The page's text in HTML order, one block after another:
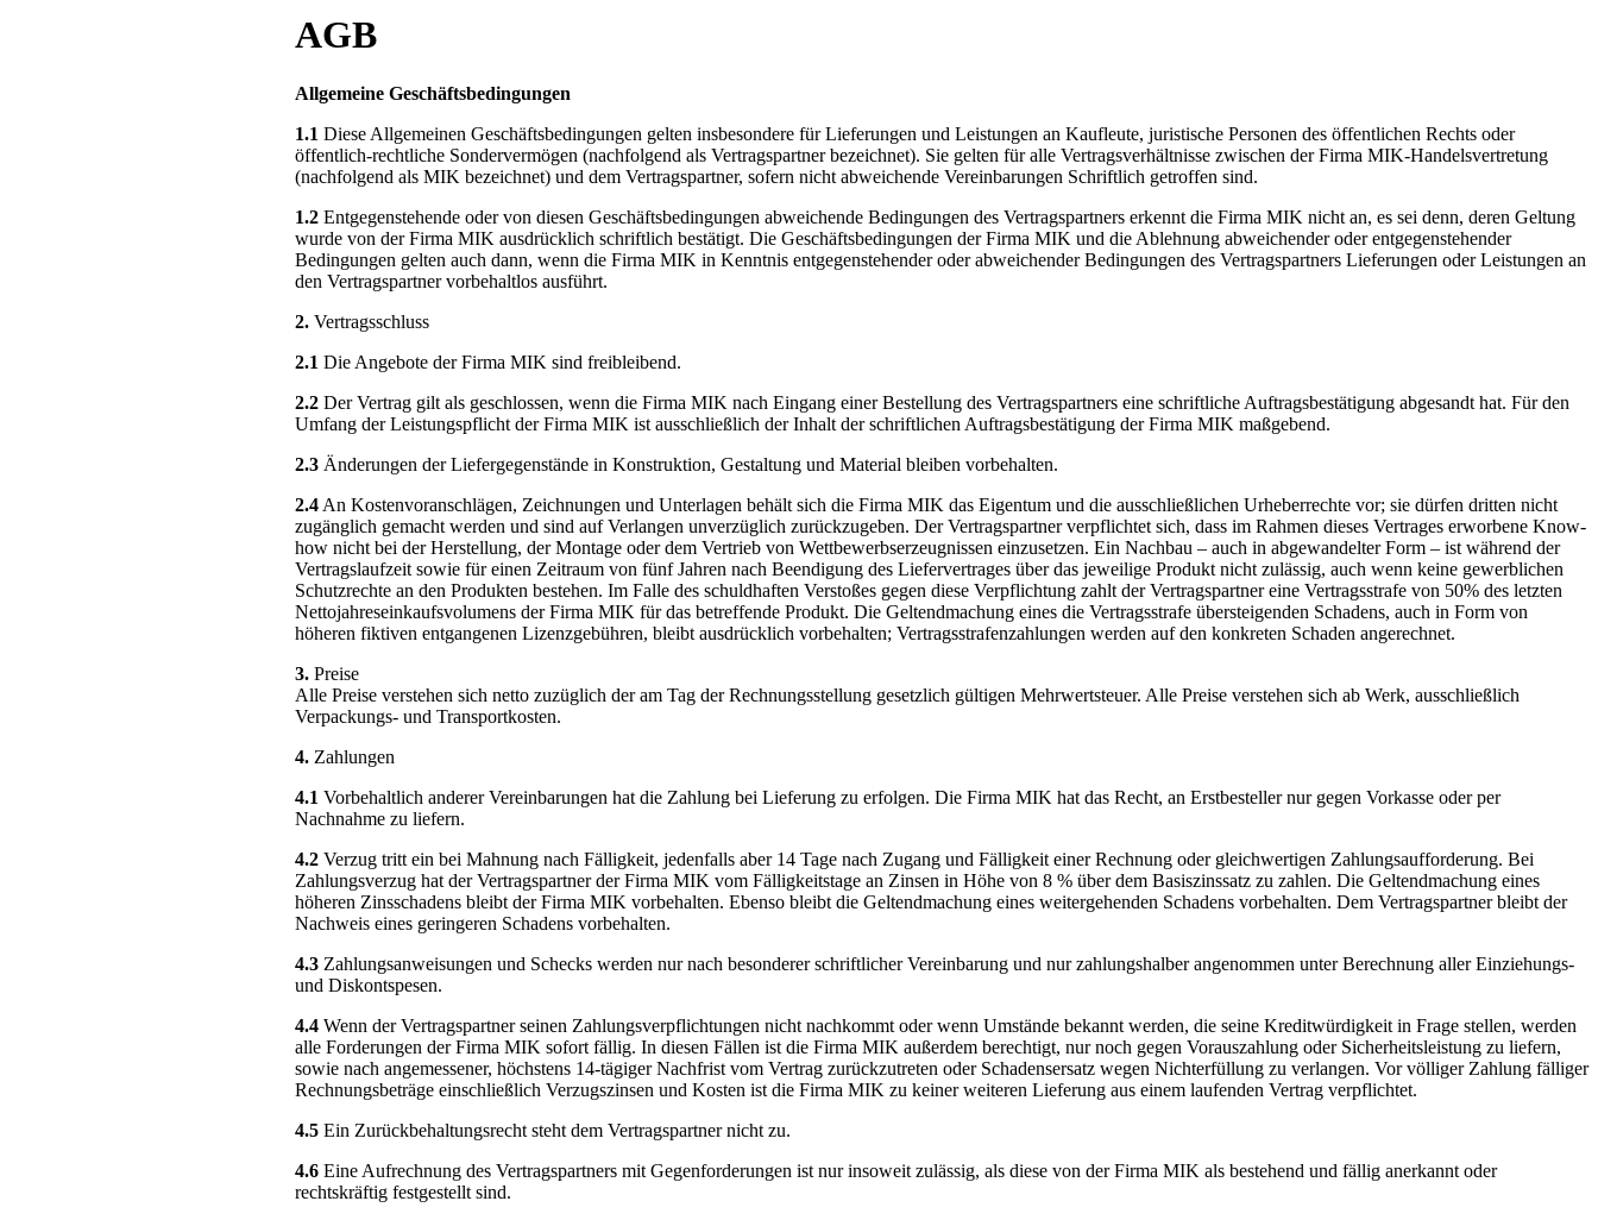
AGB
Allgemeine Geschäftsbedingungen
1.1 Diese Allgemeinen Geschäftsbedingungen gelten insbesondere für Lieferungen und Leistungen an Kaufleute, juristische Personen des öffentlichen Rechts oder
öffentlich-rechtliche Sondervermögen (nachfolgend als Vertragspartner bezeichnet). Sie gelten für alle Vertragsverhältnisse zwischen der Firma MIK-Handelsvertretung
(nachfolgend als MIK bezeichnet) und dem Vertragspartner, sofern nicht abweichende Vereinbarungen Schriftlich getroffen sind.
1.2 Entgegenstehende oder von diesen Geschäftsbedingungen abweichende Bedingungen des Vertragspartners erkennt die Firma MIK nicht an, es sei denn, deren Geltung
wurde von der Firma MIK ausdrücklich schriftlich bestätigt. Die Geschäftsbedingungen der Firma MIK und die Ablehnung abweichender oder entgegenstehender
Bedingungen gelten auch dann, wenn die Firma MIK in Kenntnis entgegenstehender oder abweichender Bedingungen des Vertragspartners Lieferungen oder Leistungen an
den Vertragspartner vorbehaltlos ausführt.
2. Vertragsschluss
2.1 Die Angebote der Firma MIK sind freibleibend.
2.2 Der Vertrag gilt als geschlossen, wenn die Firma MIK nach Eingang einer Bestellung des Vertragspartners eine schriftliche Auftragsbestätigung abgesandt hat. Für den
Umfang der Leistungspflicht der Firma MIK ist ausschließlich der Inhalt der schriftlichen Auftragsbestätigung der Firma MIK maßgebend.
2.3 Änderungen der Liefergegenstände in Konstruktion, Gestaltung und Material bleiben vorbehalten.
2.4 An Kostenvoranschlägen, Zeichnungen und Unterlagen behält sich die Firma MIK das Eigentum und die ausschließlichen Urheberrechte vor; sie dürfen dritten nicht
zugänglich gemacht werden und sind auf Verlangen unverzüglich zurückzugeben. Der Vertragspartner verpflichtet sich, dass im Rahmen dieses Vertrages erworbene Know-
how nicht bei der Herstellung, der Montage oder dem Vertrieb von Wettbewerbserzeugnissen einzusetzen. Ein Nachbau – auch in abgewandelter Form – ist während der
Vertragslaufzeit sowie für einen Zeitraum von fünf Jahren nach Beendigung des Liefervertrages über das jeweilige Produkt nicht zulässig, auch wenn keine gewerblichen
Schutzrechte an den Produkten bestehen. Im Falle des schuldhaften Verstoßes gegen diese Verpflichtung zahlt der Vertragspartner eine Vertragsstrafe von 50% des letzten
Nettojahreseinkaufsvolumens der Firma MIK für das betreffende Produkt. Die Geltendmachung eines die Vertragsstrafe übersteigenden Schadens, auch in Form von
höheren fiktiven entgangenen Lizenzgebühren, bleibt ausdrücklich vorbehalten; Vertragsstrafenzahlungen werden auf den konkreten Schaden angerechnet.
3. Preise
Alle Preise verstehen sich netto zuzüglich der am Tag der Rechnungsstellung gesetzlich gültigen Mehrwertsteuer. Alle Preise verstehen sich ab Werk, ausschließlich
Verpackungs- und Transportkosten.
4. Zahlungen
4.1 Vorbehaltlich anderer Vereinbarungen hat die Zahlung bei Lieferung zu erfolgen. Die Firma MIK hat das Recht, an Erstbesteller nur gegen Vorkasse oder per
Nachnahme zu liefern.
4.2 Verzug tritt ein bei Mahnung nach Fälligkeit, jedenfalls aber 14 Tage nach Zugang und Fälligkeit einer Rechnung oder gleichwertigen Zahlungsaufforderung. Bei
Zahlungsverzug hat der Vertragspartner der Firma MIK vom Fälligkeitstage an Zinsen in Höhe von 8 % über dem Basiszinssatz zu zahlen. Die Geltendmachung eines
höheren Zinsschadens bleibt der Firma MIK vorbehalten. Ebenso bleibt die Geltendmachung eines weitergehenden Schadens vorbehalten. Dem Vertragspartner bleibt der
Nachweis eines geringeren Schadens vorbehalten.
4.3 Zahlungsanweisungen und Schecks werden nur nach besonderer schriftlicher Vereinbarung und nur zahlungshalber angenommen unter Berechnung aller Einziehungs-
und Diskontspesen.
4.4 Wenn der Vertragspartner seinen Zahlungsverpflichtungen nicht nachkommt oder wenn Umstände bekannt werden, die seine Kreditwürdigkeit in Frage stellen, werden
alle Forderungen der Firma MIK sofort fällig. In diesen Fällen ist die Firma MIK außerdem berechtigt, nur noch gegen Vorauszahlung oder Sicherheitsleistung zu liefern,
sowie nach angemessener, höchstens 14-tägiger Nachfrist vom Vertrag zurückzutreten oder Schadensersatz wegen Nichterfüllung zu verlangen. Vor völliger Zahlung fälliger
Rechnungsbeträge einschließlich Verzugszinsen und Kosten ist die Firma MIK zu keiner weiteren Lieferung aus einem laufenden Vertrag verpflichtet.
4.5 Ein Zurückbehaltungsrecht steht dem Vertragspartner nicht zu.
4.6 Eine Aufrechnung des Vertragspartners mit Gegenforderungen ist nur insoweit zulässig, als diese von der Firma MIK als bestehend und fällig anerkannt oder
rechtskräftig festgestellt sind.